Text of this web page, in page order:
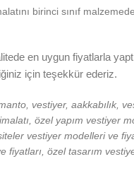
birinci sınıf
en uygun fiyatlarla
için teşekkür ederiz.
vestiyer, aakkabılık,
özel yapım vestiyer
vestiyer modelleri ve
fiyatları, özel tasarım